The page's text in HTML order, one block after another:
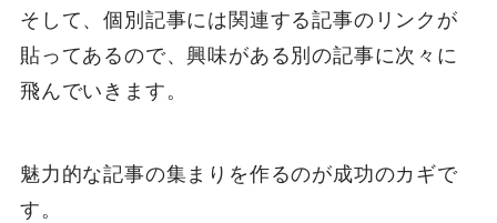
そして、個別記事には関連する記事のリンクが
貼ってあるので、興味がある別の記事に次々に
飛んでいきます。
魅力的な記事の集まりを作るのが成功のカギで
す。